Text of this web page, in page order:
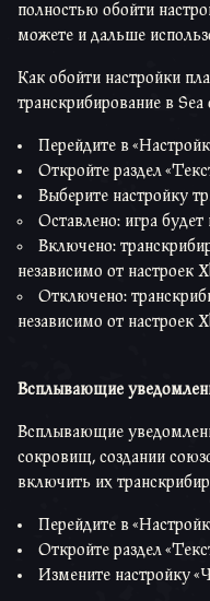
полностью обойти
можете и дальше
Как обойти настройки
транскрибирование в
Перейдите в
Откройте раздел
Выберите настройку
Оставлено: игра будет
Включено:
независимо от настроек
Отключено:
независимо от настроек
Всплывающие
Всплывающие
сокровищ, создании
включить их
Перейдите в
Откройте раздел
Измените настройку